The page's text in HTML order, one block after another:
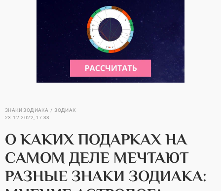
ЗНАКИ ЗОДИАКА
ЗОДИАК
23.12.2022, 17:33
О КАКИХ ПОДАРКАХ НА
САМОМ ДЕЛЕ МЕЧТАЮТ
РАЗНЫЕ ЗНАКИ ЗОДИАКА: